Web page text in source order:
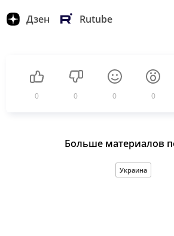
Дзен Rutube
0 0 0 0
Больше материалов
Украина